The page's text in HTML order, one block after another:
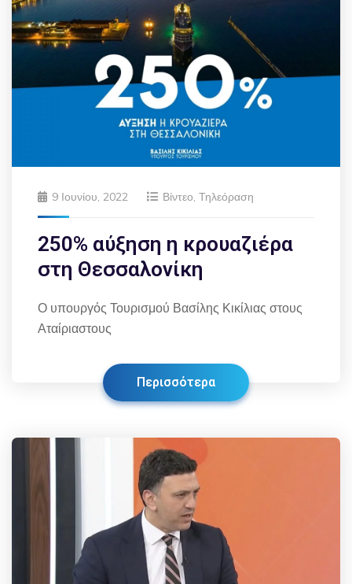
9 Ιουνίου, 2022 Βίντεο Τηλεόραση
250% αύξηση η κρουαζιέρα
στη Θεσσαλονίκη
Ο υπουργός Τουρισμού Βασίλης Κικίλιας στους
Αταίριαστους
Περισσότερα